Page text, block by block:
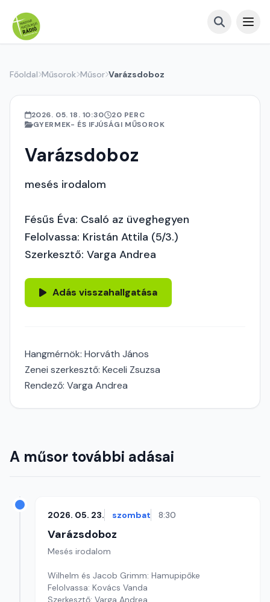
Főoldal Műsorok Műsor Varázsdoboz
2026. 05. 18. 10:30
20 PERC
GYERMEK- ÉS IFJÚSÁGI MŰSOROK
Varázsdoboz
mesés irodalom
Fésűs Éva: Csaló az üveghegyen
Felolvassa: Kristán Attila (5/3.)
Szerkesztő: Varga Andrea
Adás visszahallgatása
Hangmérnök: Horváth János
Zenei szerkesztő: Keceli Zsuzsa
Rendező: Varga Andrea
A műsor további adásai
2026. 05. 23. szombat 8:30
Varázsdoboz
Mesés irodalom
Wilhelm és Jacob Grimm: Hamupipőke
Felolvassa: Kovács Vanda
Szerkesztő: Varga Andrea